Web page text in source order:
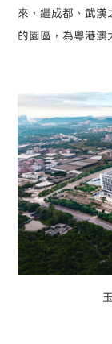
來，繼成都、武
的園區，為粵港澳